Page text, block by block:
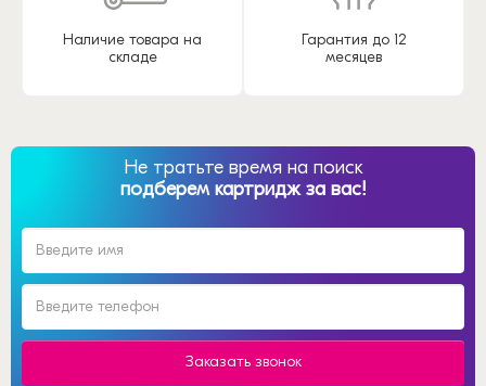
Наличие товара на
складе
Гарантия до 12
месяцев
Не тратьте время на поиск
подберем картридж за вас!
Заказать звонок